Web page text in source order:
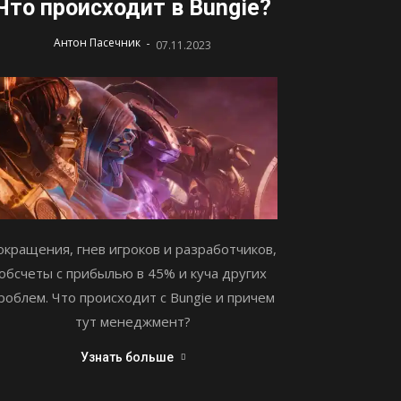
происходит в Bungie?
Антон Пасечник - 07.11.2023
гнев игроков и разработчиков,
с прибылью в 45% и куча других
Что происходит с Bungie и причем
тут менеджмент?
Узнать больше